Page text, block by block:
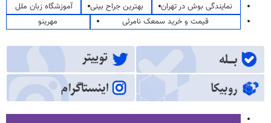
نمایندگی بوش در تهران
بهترین جراح بینی
آموزشگاه زبان ملل
قیمت و خرید سمعک نامرئی
مهرینو